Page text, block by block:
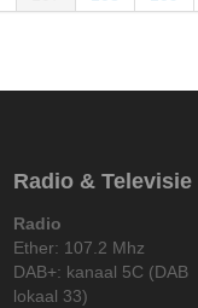
Radio & Televisie
Radio
Ether: 107.2 Mhz
DAB+: kanaal 5C (DAB
lokaal 33)